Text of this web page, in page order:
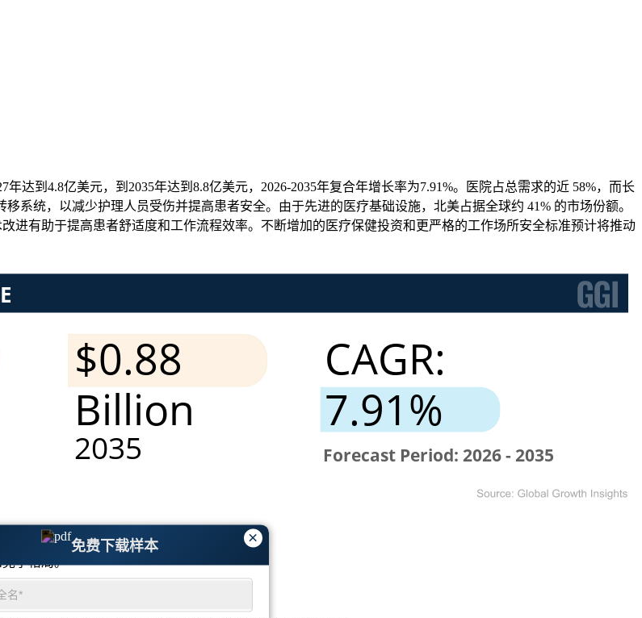
×
免费下载样本
达到4.8亿美元，到2035年达到8.8亿美元，2026-2035年复合年增长率为7.91%。医院占总需求的近 58%，而长
系统，以减少护理人员受伤并提高患者安全。由于先进的医疗基础设施，北美占据全球约 41% 的市场份额。
进有助于提高患者舒适度和工作流程效率。不断增加的医疗保健投资和更严格的工作场所安全标准预计将推动
争格局。